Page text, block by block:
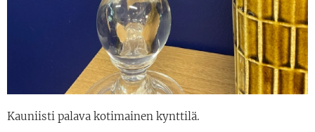
Kauniisti palava kotimainen kynttilä.